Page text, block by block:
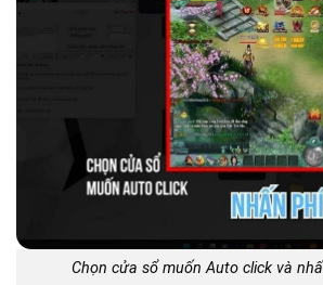
Chọn cửa sổ muốn Auto click và